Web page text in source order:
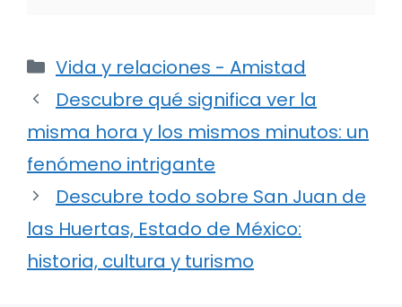
Categorías
Vida y relaciones - Amistad
Descubre qué significa ver la
misma hora y los mismos minutos: un
fenómeno intrigante
Descubre todo sobre San Juan de
las Huertas, Estado de México:
historia, cultura y turismo